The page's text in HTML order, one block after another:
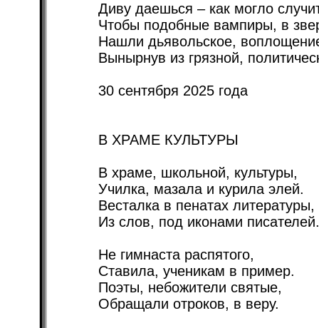
Диву даешься – как могло
Чтобы подобные вампиры, в
Нашли дьявольское,
Вынырнув из грязной,
30 сентября 2025 года
В ХРАМЕ КУЛЬТУРЫ
В храме, школьной, культуры,
Училка, мазала и курила элей.
Весталка в пенатах литературы,
Из слов, под иконами писателей.
Не гимнаста распятого,
Ставила, ученикам в пример.
Поэты, небожители святые,
Обращали отроков, в веру.